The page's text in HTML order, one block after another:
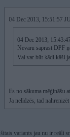
04 Dec 2013, 15:51:57
04 Dec 2013,
Nevaru saprast DPF
Vai var būt kādi kāši
Es no sākuma mēģināšu
Ja nelīdzēs, tad
šitais variants jau nu ir reāli